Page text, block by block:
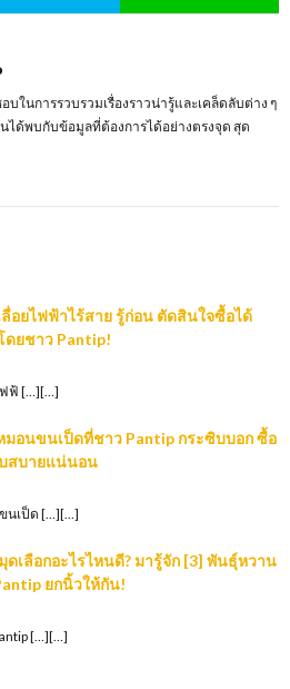
บในการรวบรวมเรื่องราวน่ารู้และเคล็ดลับต่าง ๆ
ด้พบกับข้อมูลที่ต้องการได้อย่างตรงจุด สุด
อยไฟฟ้าไร้สาย รู้ก่อน ตัดสินใจซื้อได้
ยชาว Pantip!
ฟฟ้ […][…]
มอนขนเป็ดที่ชาว Pantip กระซิบบอก ซื้อ
สบายแน่นอน
นเป็ด […][…]
ดเลือกอะไรไหนดี? มารู้จัก [3] พันธุ์หวาน
ยกนิ้วให้กัน!
[…][…]